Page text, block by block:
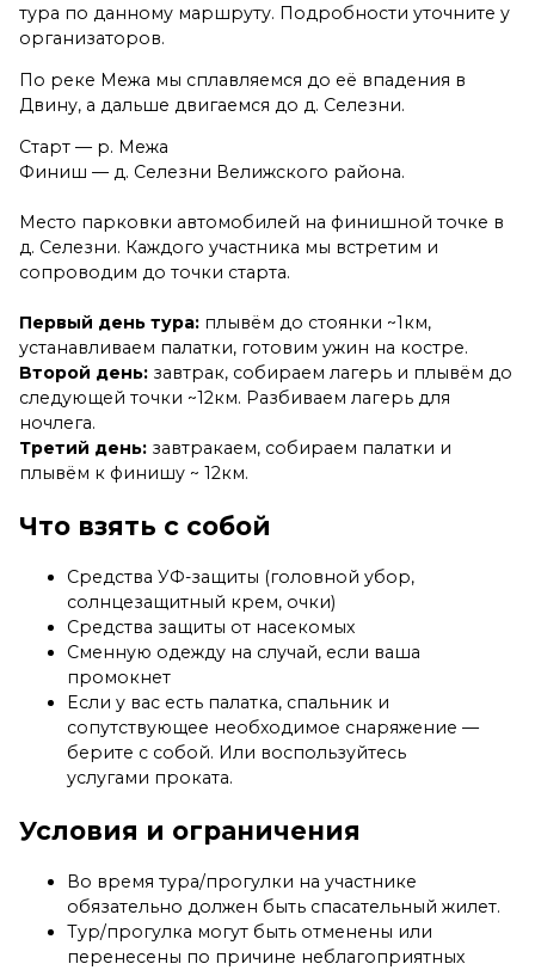
тура по данному маршруту. Подробности уточните у
организаторов.
По реке Межа мы сплавляемся до её впадения в
Двину, а дальше двигаемся до д. Селезни.
Старт — р. Межа
Финиш — д. Селезни Велижского района.
Место парковки автомобилей на финишной точке в
д. Селезни. Каждого участника мы встретим и
сопроводим до точки старта.
Первый день тура: плывём до стоянки ~1км,
устанавливаем палатки, готовим ужин на костре.
Второй день: завтрак, собираем лагерь и плывём до
следующей точки ~12км. Разбиваем лагерь для
ночлега.
Третий день: завтракаем, собираем палатки и
плывём к финишу ~ 12км.
Что взять с собой
Средства УФ-защиты (головной убор,
солнцезащитный крем, очки)
Средства защиты от насекомых
Сменную одежду на случай, если ваша
промокнет
Если у вас есть палатка, спальник и
сопутствующее необходимое снаряжение —
берите с собой. Или воспользуйтесь
услугами проката.
Условия и ограничения
Во время тура/прогулки на участнике
обязательно должен быть спасательный жилет.
Тур/прогулка могут быть отменены или
перенесены по причине неблагоприятных